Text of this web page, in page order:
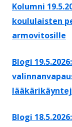
Kolumni
koululaisten
armovitosille
Blogi
Blogi